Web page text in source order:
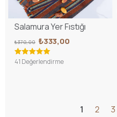
Salamura Yer Fıstığı
₺370,00 ₺333,00
41 Değerlendirme
1 2 3